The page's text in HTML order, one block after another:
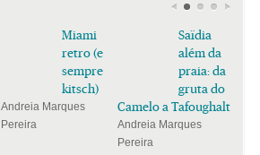
Miami
retro (e
sempre
kitsch)
Andreia Marques
Pereira
Saïdia
além da
praia: da
gruta do
Camelo a Tafoughalt
Andreia Marques
Pereira